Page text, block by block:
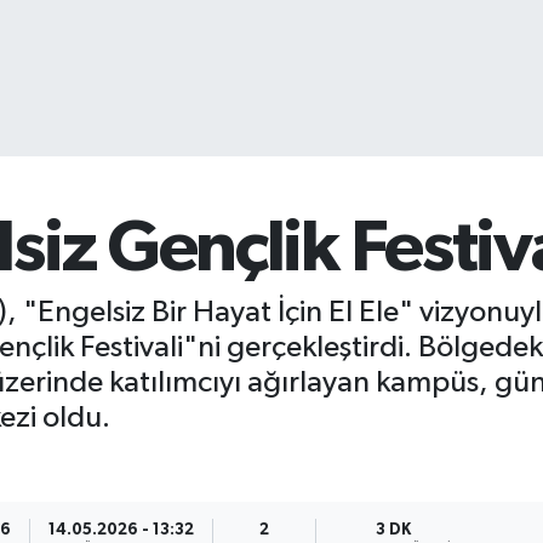
Gençlik
"Engelsiz Bir Hayat İçin El Ele"
Festivali"ni gerçekleştirdi.
katılımcıyı ağırlayan kampüs,
oldu.
14.05.2026 - 13:32 2 3 DK